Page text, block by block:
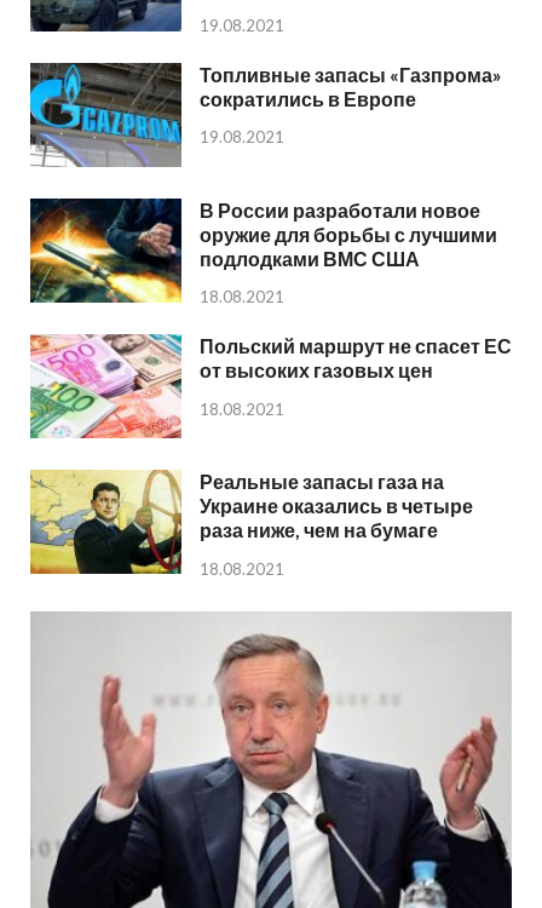
19.08.2021
Топливные запасы «Газпрома»
сократились в Европе
19.08.2021
В России разработали новое
оружие для борьбы с лучшими
подлодками ВМС США
18.08.2021
Польский маршрут не спасет ЕС
от высоких газовых цен
18.08.2021
Реальные запасы газа на
Украине оказались в четыре
раза ниже, чем на бумаге
18.08.2021